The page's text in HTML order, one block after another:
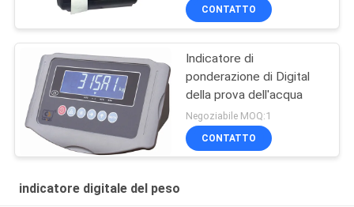
CONTATTO
Indicatore di
ponderazione di Digital
della prova dell'acqua
Negoziabile MOQ:1
CONTATTO
indicatore digitale del peso